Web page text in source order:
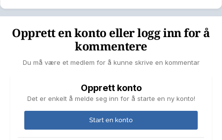
Opprett en konto eller logg inn for å
kommentere
Du må være et medlem for å kunne skrive en kommentar
Opprett konto
Det er enkelt å melde seg inn for å starte en ny konto!
Start en konto